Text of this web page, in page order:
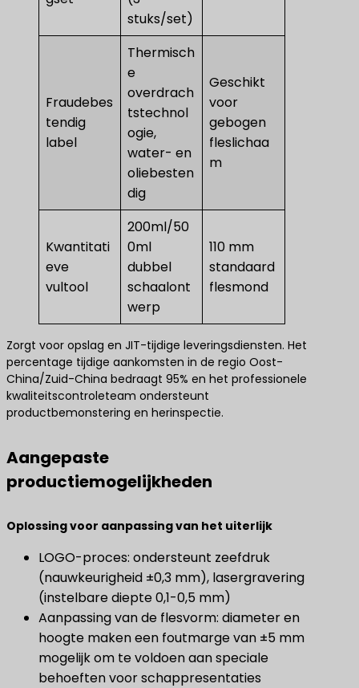
stuks/set)
Fraudebes
tendig
label
Thermisch
e
overdrach
tstechnol
ogie,
water- en
oliebesten
dig
Geschikt
voor
gebogen
fleslichaa
m
Kwantitati
eve
vultool
200ml/50
0ml
dubbel
schaalont
werp
110 mm
standaard
flesmond
Zorgt voor opslag en JIT-tijdige leveringsdiensten. Het
percentage tijdige aankomsten in de regio Oost-
China/Zuid-China bedraagt 95% en het professionele
kwaliteitscontroleteam ondersteunt
productbemonstering en herinspectie.
Aangepaste
productiemogelijkheden
Oplossing voor aanpassing van het uiterlijk
LOGO-proces: ondersteunt zeefdruk
(nauwkeurigheid ±0,3 mm), lasergravering
(instelbare diepte 0,1-0,5 mm)
Aanpassing van de flesvorm: diameter en
hoogte maken een foutmarge van ±5 mm
mogelijk om te voldoen aan speciale
behoeften voor schappresentaties